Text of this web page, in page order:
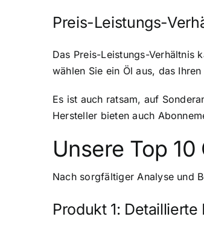
Preis-Leistungs-
Das Preis-Leistungs-Verhältnis
wählen Sie ein Öl aus, das
Es ist auch ratsam, auf
Hersteller bieten auch
Unsere Top
Nach sorgfältiger Analyse und
Produkt 1: